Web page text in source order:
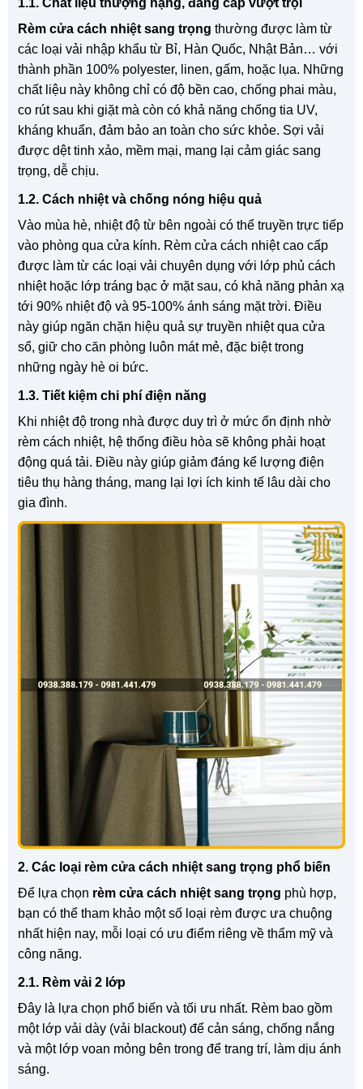
Rèm cửa cách nhiệt sang trọng thường được làm từ
các loại vải nhập khẩu từ Bỉ, Hàn Quốc, Nhật Bản… với
thành phần 100% polyester, linen, gấm, hoặc lụa. Những
chất liệu này không chỉ có độ bền cao, chống phai màu,
co rút sau khi giặt mà còn có khả năng chống tia UV,
kháng khuẩn, đảm bảo an toàn cho sức khỏe. Sợi vải
được dệt tinh xảo, mềm mại, mang lại cảm giác sang
trọng, dễ chịu.
1.2. Cách nhiệt và chống nóng hiệu quả
Vào mùa hè, nhiệt độ từ bên ngoài có thể truyền trực tiếp
vào phòng qua cửa kính. Rèm cửa cách nhiệt cao cấp
được làm từ các loại vải chuyên dụng với lớp phủ cách
nhiệt hoặc lớp tráng bạc ở mặt sau, có khả năng phản xạ
tới 90% nhiệt độ và 95-100% ánh sáng mặt trời. Điều
này giúp ngăn chặn hiệu quả sự truyền nhiệt qua cửa
sổ, giữ cho căn phòng luôn mát mẻ, đặc biệt trong
những ngày hè oi bức.
1.3. Tiết kiệm chi phí điện năng
Khi nhiệt độ trong nhà được duy trì ở mức ổn định nhờ
rèm cách nhiệt, hệ thống điều hòa sẽ không phải hoạt
động quá tải. Điều này giúp giảm đáng kể lượng điện
tiêu thụ hàng tháng, mang lại lợi ích kinh tế lâu dài cho
gia đình.
2. Các loại rèm cửa cách nhiệt sang trọng phổ biến
Để lựa chọn rèm cửa cách nhiệt sang trọng phù hợp,
bạn có thể tham khảo một số loại rèm được ưa chuộng
nhất hiện nay, mỗi loại có ưu điểm riêng về thẩm mỹ và
công năng.
2.1. Rèm vải 2 lớp
Đây là lựa chọn phổ biến và tối ưu nhất. Rèm bao gồm
một lớp vải dày (vải blackout) để cản sáng, chống nắng
và một lớp voan mỏng bên trong để trang trí, làm dịu ánh
sáng.